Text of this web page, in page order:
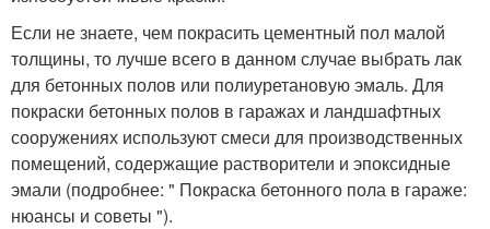
Если не знаете, чем покрасить цементный пол малой
толщины, то лучше всего в данном случае выбрать лак
для бетонных полов или полиуретановую эмаль. Для
покраски бетонных полов в гаражах и ландшафтных
сооружениях используют смеси для производственных
помещений, содержащие растворители и эпоксидные
эмали (подробнее: " Покраска бетонного пола в гараже:
нюансы и советы ").